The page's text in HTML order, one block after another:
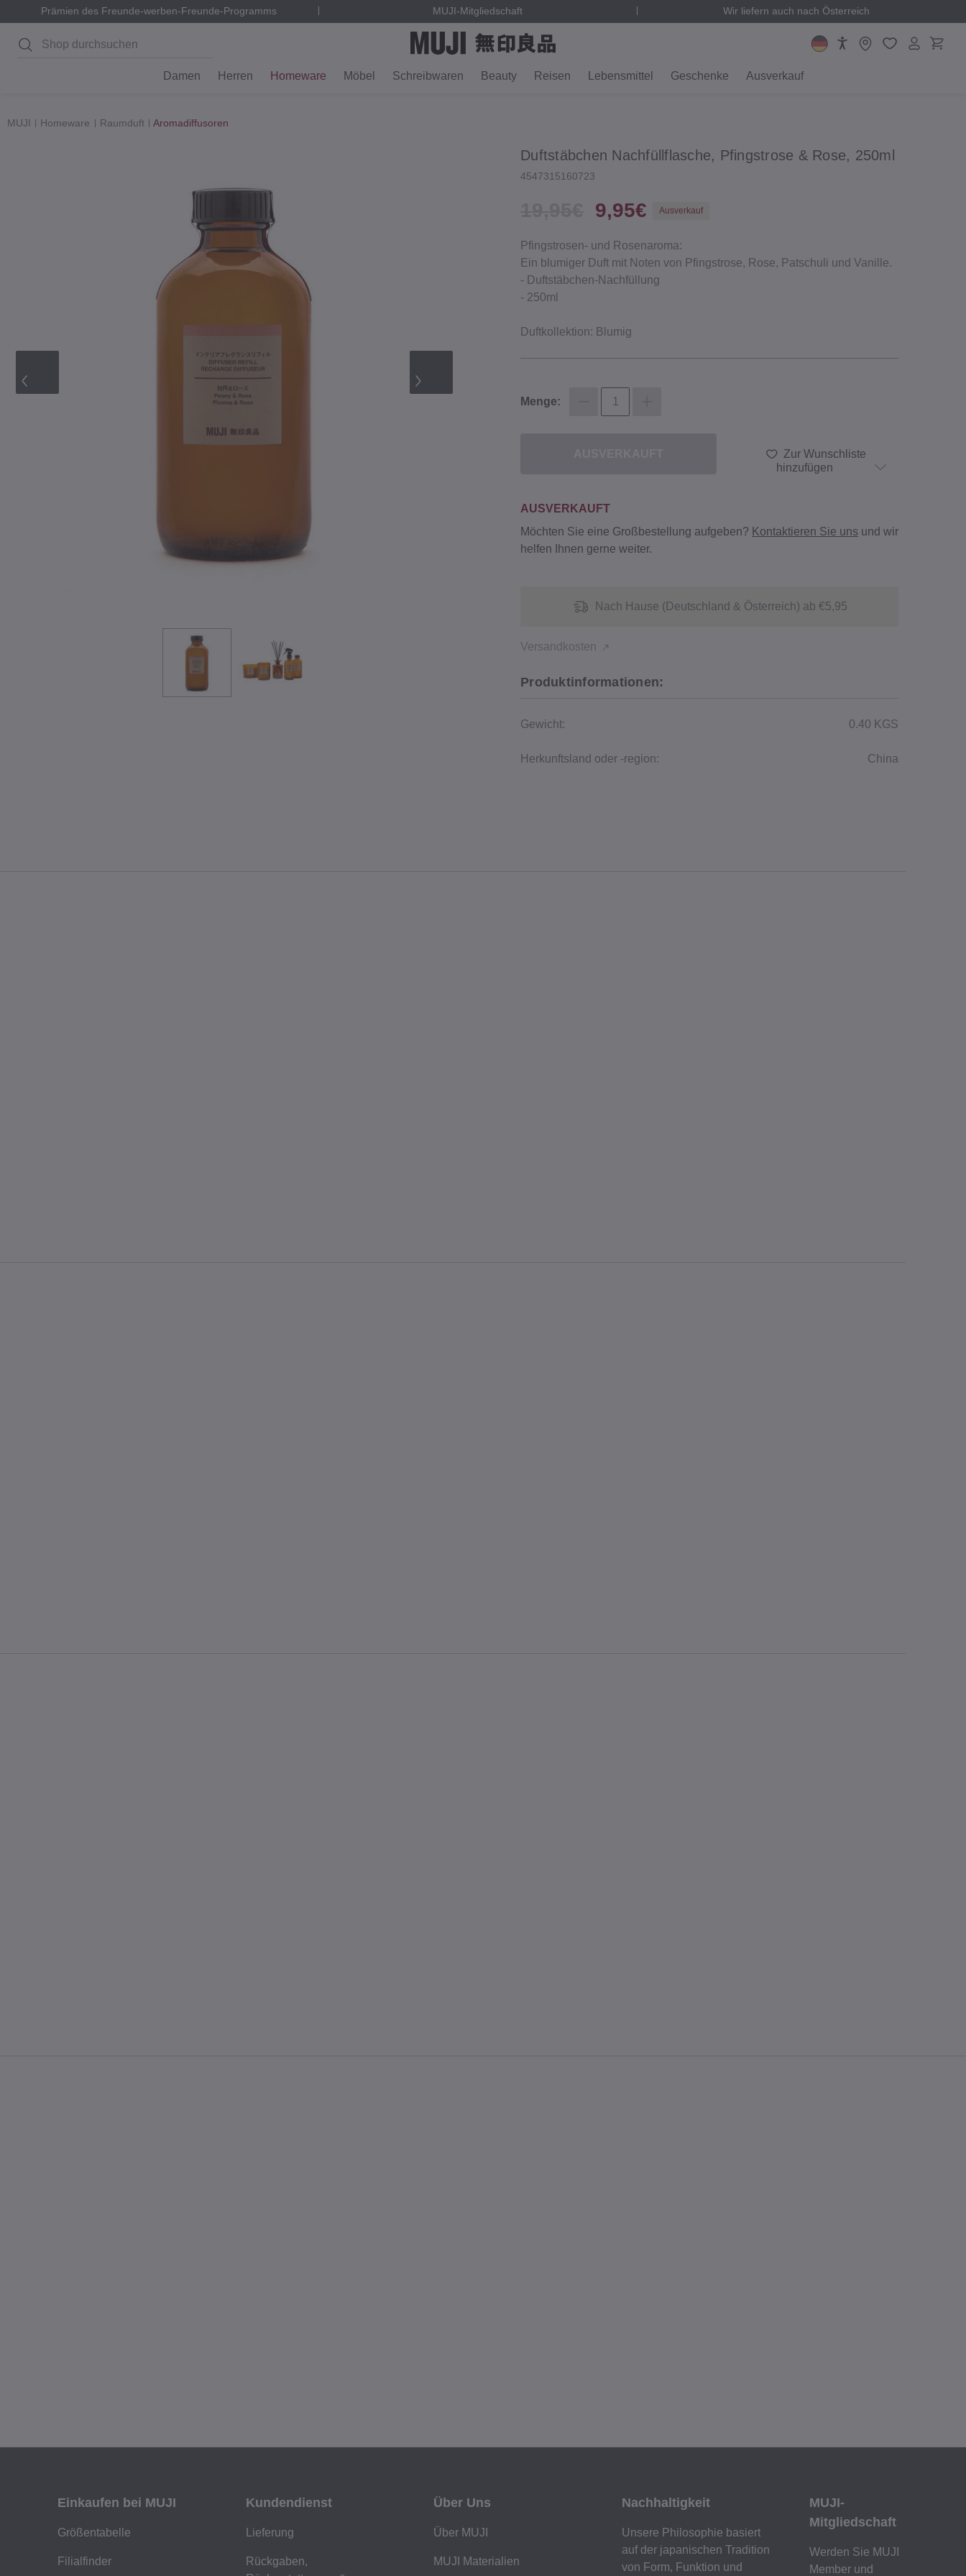
Prämien des Freunde-werben-Freunde-Programms MUJI-Mitgliedschaft Wir liefern auch nach Österreich
Suchen
Damen Herren Homeware Möbel Schreibwaren Beauty Reisen Lebensmittel Geschenke Ausverkauf
MUJI Homeware Raumduft Aromadiffusoren
Duftstäbchen Nachfüllflasche, Pfingstrose & Rose, 250ml
4547315160723
9,95€ Ausverkauf
Pfingstrosen‐ und Rosenaroma:
Ein blumiger Duft mit Noten von Pfingstrose, Rose, Patschuli und Vanille.
‐ Duftstäbchen‐Nachfüllung
‐ 250ml
Duftkollektion: Blumig
Menge:
Zur Wunschliste
hinzufügen
AUSVERKAUFT
Produktinformationen:
Gewicht: 0.40 KGS
Herkunftsland oder -region: China
Nach Hause (Deutschland & Österreich) ab €5,95
Versandkosten
Möchten Sie eine Großbestellung aufgeben? Kontaktieren Sie uns und wir
helfen Ihnen gerne weiter.
Einkaufen bei MUJI
Größentabelle
Filialfinder
Kundendienst
Lieferung
Rückgaben,
Über Uns
Über MUJI
MUJI Materialien
Nachhaltigkeit
Unsere Philosophie basiert
auf der japanischen Tradition
von Form, Funktion und
MUJI-
Mitgliedschaft
Werden Sie MUJI
Member und